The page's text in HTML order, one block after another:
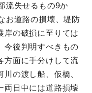
流失せるもの9か
お道路の損壊、堤防
岸の破損に至りては
今後判明すべきもの
方面に手分けして流
の渡し船、仮橋、
両日中には道路損壊